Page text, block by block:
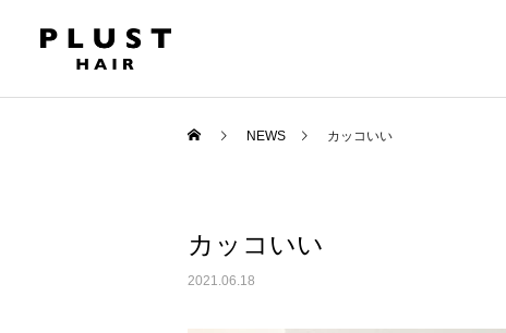
NEWS カッコいい
カッコいい
2021.06.18